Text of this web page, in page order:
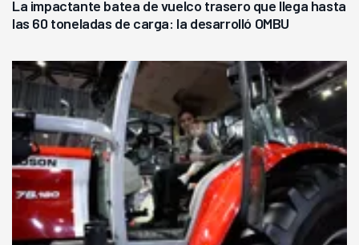
La impactante batea de vuelco trasero que llega hasta
las 60 toneladas de carga: la desarrolló OMBU